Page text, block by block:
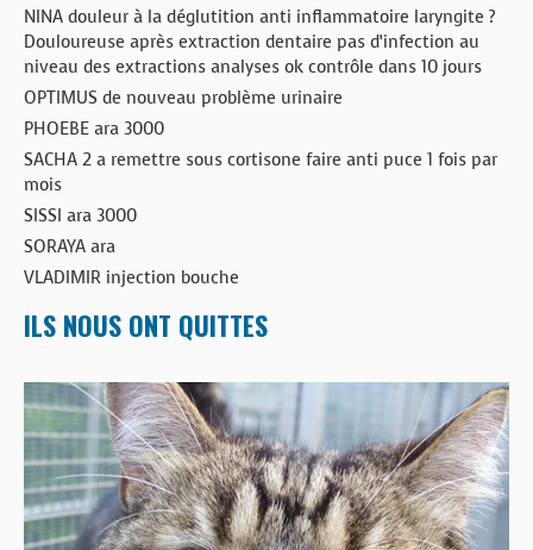
NINA douleur à la déglutition anti inflammatoire laryngite ?
Douloureuse après extraction dentaire pas d’infection au
niveau des extractions analyses ok contrôle dans 10 jours
OPTIMUS de nouveau problème urinaire
PHOEBE ara 3000
SACHA 2 a remettre sous cortisone faire anti puce 1 fois par
mois
SISSI ara 3000
SORAYA ara
VLADIMIR injection bouche
ILS NOUS ONT QUITTES